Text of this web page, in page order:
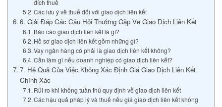
đích thuế
Các lưu ý về thuế đối với giao dịch liên kết
6. Giải Đáp Các Câu Hỏi Thường Gặp Về Giao Dịch Liên Kết
Báo cáo giao dịch liên kết là gì?
Hồ sơ giao dịch liên kết gồm những gì?
Vay ngân hàng có phải là giao dịch liên kết không?
Cần làm gì nếu doanh nghiệp có giao dịch liên kết?
7. Hệ Quả Của Việc Không Xác Định Giá Giao Dịch Liên Kết
Chính Xác
Rủi ro khi không tuân thủ quy định về giao dịch liên kết
Các hậu quả pháp lý và thuế nếu giá giao dịch liên kết không